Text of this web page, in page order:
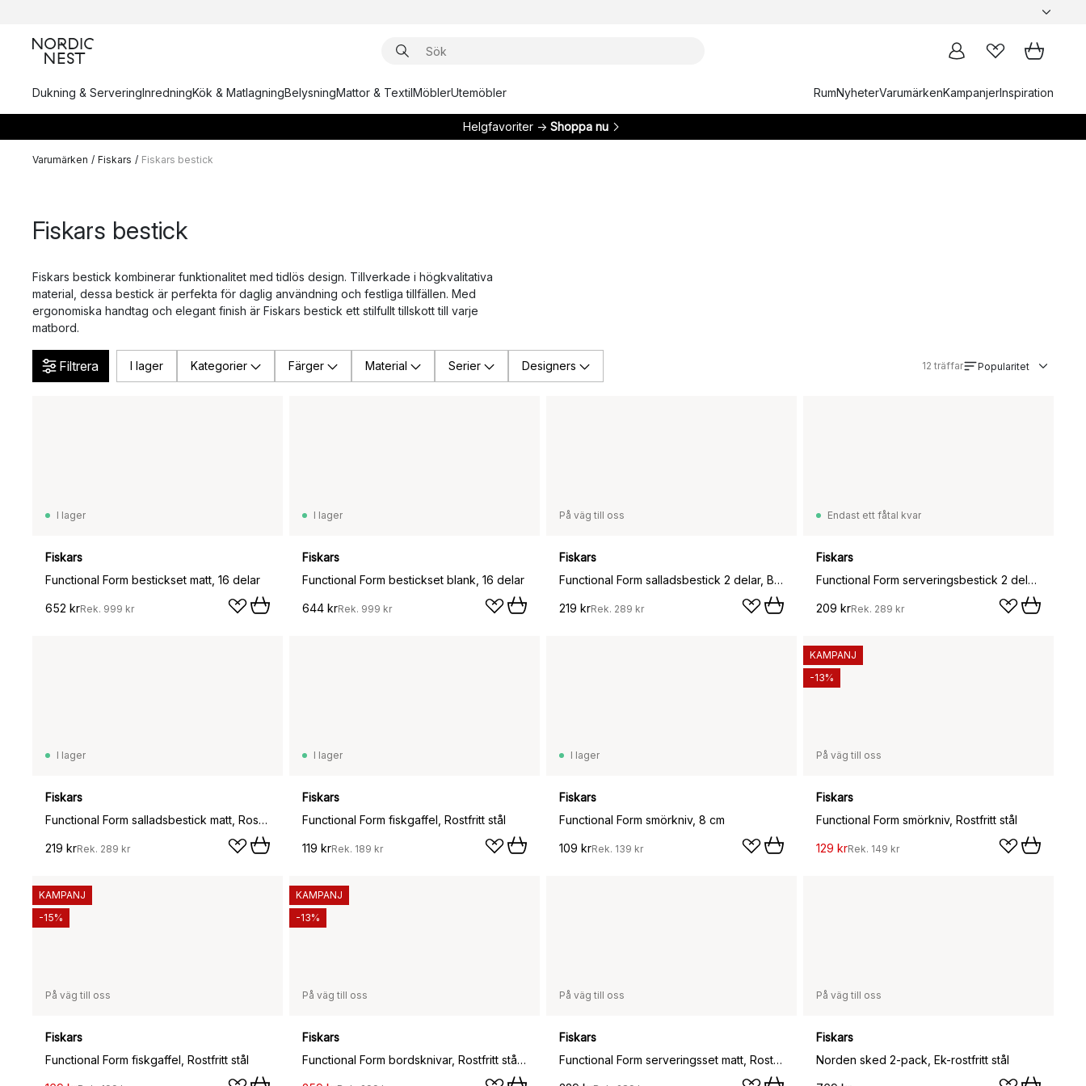
Dukning & ServeringInredningKök & MatlagningBelysningMattor & TextilMöblerUtemöbler RumNyheterVarumärkenKampanjerInspiration
Helgfavoriter → Shoppa nu
Varumärken / Fiskars / Fiskars bestick
Fiskars bestick
Fiskars bestick kombinerar funktionalitet med tidlös design. Tillverkade i högkvalitativa
material, dessa bestick är perfekta för daglig användning och festliga tillfällen. Med
ergonomiska handtag och elegant finish är Fiskars bestick ett stilfullt tillskott till varje
matbord.
Filtrera I lager Kategorier Färger Material Serier Designers 12 träffar Popularitet
I lager
Fiskars
Functional Form bestickset matt, 16 delar
652 krRek. 999 kr
I lager
Fiskars
Functional Form bestickset blank, 16 delar
644 krRek. 999 kr
På väg till oss
Fiskars
Functional Form salladsbestick 2 delar, Blank
219 krRek. 289 kr
Endast ett fåtal kvar
Fiskars
Functional Form serveringsbestick 2 delar, Blank
209 krRek. 289 kr
I lager
Fiskars
Functional Form salladsbestick matt, Rostfritt stål
219 krRek. 289 kr
I lager
Fiskars
Functional Form fiskgaffel, Rostfritt stål
119 krRek. 189 kr
I lager
Fiskars
Functional Form smörkniv, 8 cm
109 krRek. 139 kr
På väg till oss
Fiskars
Functional Form smörkniv, Rostfritt stål
129 krRek. 149 kr
KAMPANJ
-13%
På väg till oss
Fiskars
Functional Form fiskgaffel, Rostfritt stål
KAMPANJ
-15%
På väg till oss
Fiskars
Functional Form bordsknivar, Rostfritt stål, 3-pack
KAMPANJ
-13%
På väg till oss
Fiskars
Functional Form serveringsset matt, Rostfritt stål
På väg till oss
Fiskars
Norden sked 2-pack, Ek-rostfritt stål